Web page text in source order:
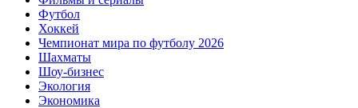
Футбол
Хоккей
Чемпионат мира по футболу 2026
Шахматы
Шоу-бизнес
Экология
Экономика